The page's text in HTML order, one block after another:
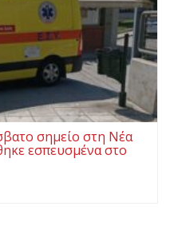
σημείο στη Νέα
εσπευσμένα στο